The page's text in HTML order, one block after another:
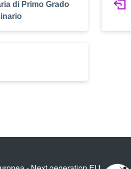
di Primo Grado